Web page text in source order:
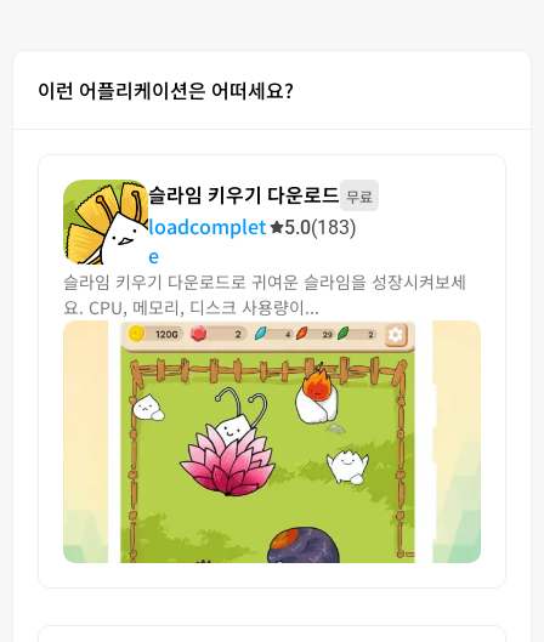
이런 어플리케이션은 어떠세요?
슬라임 키우기 다운로드 무료
loadcomplet
e
5.0(183)
슬라임 키우기 다운로드로 귀여운 슬라임을 성장시켜보세
요. CPU, 메모리, 디스크 사용량이...